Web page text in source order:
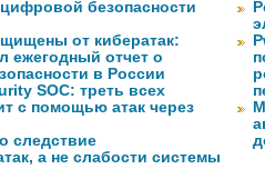
безопасности
от кибератак:
ежегодный отчет о
в России
SOC: треть всех
с помощью атак через
следствие
а не слабости системы